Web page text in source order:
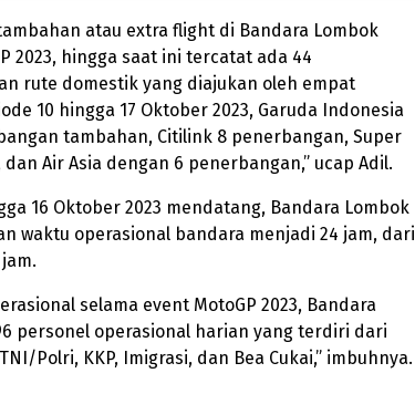
atau extra flight di Bandara Lombok
2023, hingga saat ini tercatat ada 44
rute domestik yang diajukan oleh empat
10 hingga 17 Oktober 2023, Garuda Indonesia
tambahan, Citilink 8 penerbangan, Super
Air Asia dengan 6 penerbangan,” ucap Adil.
16 Oktober 2023 mendatang, Bandara Lombok
waktu operasional bandara menjadi 24 jam, dari
selama event MotoGP 2023, Bandara
personel operasional harian yang terdiri dari
Polri, KKP, Imigrasi, dan Bea Cukai,” imbuhnya.